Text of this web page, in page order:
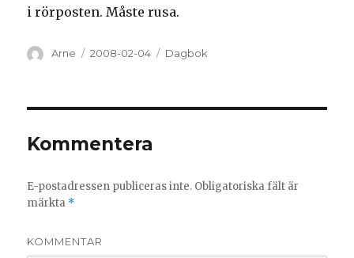
i rörposten. Måste rusa.
Författare
Arne Postat
2008-02-04 Kategorier
Dagbok
Kommentera
E-postadressen publiceras inte. Obligatoriska fält är
märkta *
KOMMENTAR